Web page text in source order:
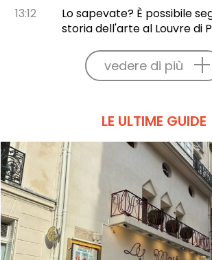
13:12
Lo sapevate? È possibile
storia dell'arte al Louvre di
vedere di più
LE ULTIME GUIDE